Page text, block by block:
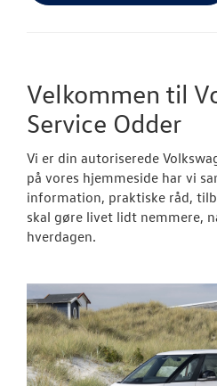
Velkommen til
Service Odder
Vi er din autoriserede
på vores hjemmeside har vi
information, praktiske råd,
skal gøre livet lidt nemmere,
hverdagen.